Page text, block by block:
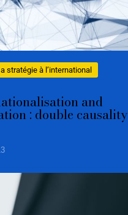
stratégie à l’international
and
: double causality